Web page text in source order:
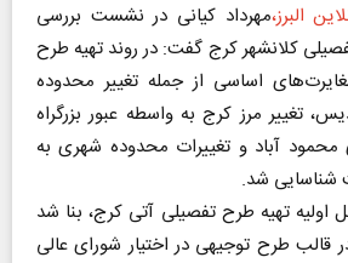
البرز،مهرداد کیانی در نشست بررسی
کلانشهر کرج گفت: در روند تهیه طرح
اساسی از جمله تغییر محدوده
تغییر مرز کرج به واسطه عبور بزرگراه
محمود آباد و تغییرات محدوده شهری به
شناسایی شد.
اولیه تهیه طرح تفصیلی آتی کرج، بنا شد
قالب طرح توجیهی در اختیار شورای عالی